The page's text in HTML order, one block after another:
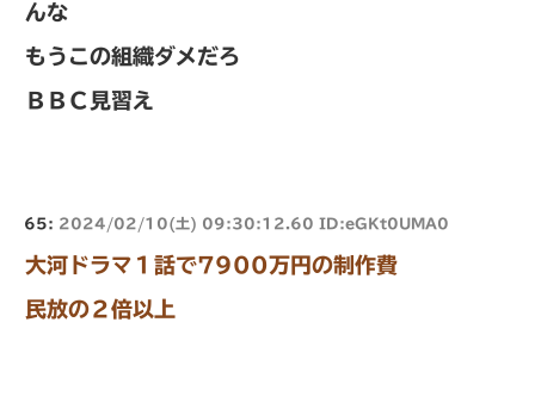
んな
もうこの組織ダメだろ
ＢＢＣ見習え
65: 2024/02/10(土) 09:30:12.60 ID:eGKt0UMA0
大河ドラマ１話で7900万円の制作費
民放の２倍以上